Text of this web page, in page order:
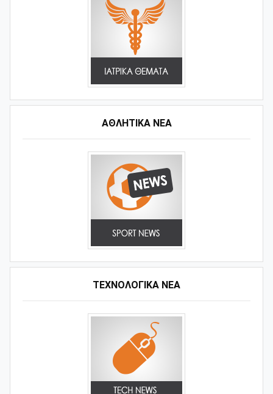
ΑΘΛΗΤΙΚΆ ΝΈΑ
ΤΕΧΝΟΛΟΓΙΚΑ ΝΕΑ